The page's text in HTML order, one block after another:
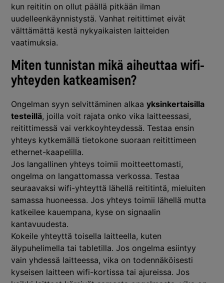
kun reititin on ollut päällä pitkään ilman
uudelleenkäynnistystä. Vanhat reitittimet eivät
välttämättä kestä nykyaikaisten laitteiden
vaatimuksia.
Miten tunnistan mikä aiheuttaa wifi-
yhteyden katkeamisen?
Ongelman syyn selvittäminen alkaayksinkertaisilla
testeillä, joilla voit rajata onko vika laitteessasi,
reitittimessä vai verkkoyhteydessä. Testaa ensin
yhteys kytkemällä tietokone suoraan reitittimeen
ethernet-kaapelilla.
Jos langallinen yhteys toimii moitteettomasti,
ongelma on langattomassa verkossa. Testaa
seuraavaksi wifi-yhteyttä lähellä reititintä, mieluiten
samassa huoneessa. Jos yhteys toimii lähellä mutta
katkeilee kauempana, kyse on signaalin
kantavuudesta.
Kokeile yhteyttä toisella laitteella, kuten
älypuhelimella tai tabletilla. Jos ongelma esiintyy
vain yhdessä laitteessa, vika on todennäköisesti
kyseisen laitteen wifi-kortissa tai ajureissa. Jos